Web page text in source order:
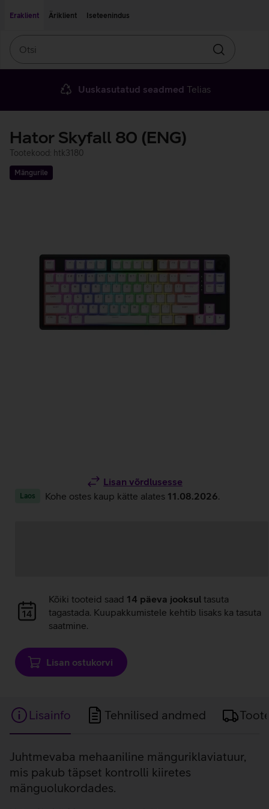
Eraklient
Äriklient Iseteenindus
Otsin
Uuskasutatud seadmed Telias
Hator Skyfall 80 (ENG)
Tootekood: htk3180
Mängurile
Lisan võrdlusesse
Laos Kohe ostes kaup kätte alates 11.08.2026
laadimine
Andmete
laadimine
Kõiki tooteid saad 14 päeva jooksul tasuta
tagastada. Kuupakkumistele kehtib lisaks ka tasuta
saatmine.
Lisan ostukorvi
Lisainfo Tehnilised andmed
Lisainfo
Juhtmevaba mehaaniline mänguriklaviatuur,
mis pakub täpset kontrolli kiiretes
mänguolukordades.